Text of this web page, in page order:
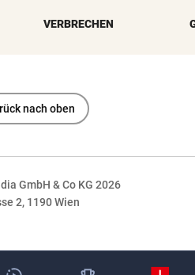
VERBRECHEN
nach oben
GmbH & Co KG 2026
2, 1190 Wien